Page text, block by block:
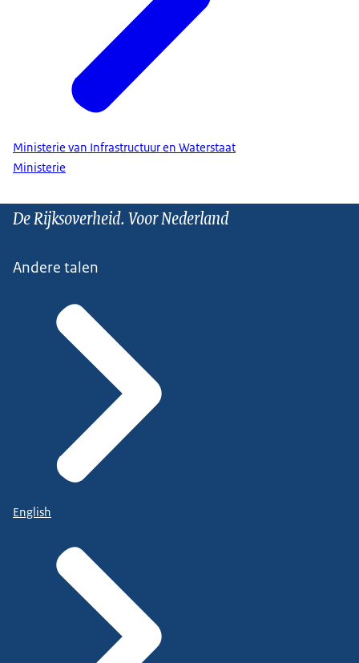
Ministerie van Infrastructuur en Waterstaat
Ministerie
De Rijksoverheid. Voor Nederland
Andere talen
English